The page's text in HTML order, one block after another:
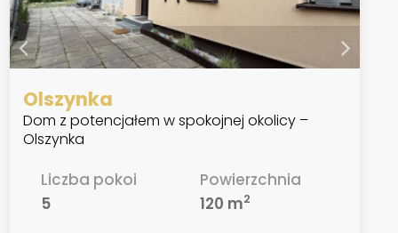
Olszynka
Dom z potencjałem w spokojnej okolicy –
Olszynka
Liczba pokoi
5
Powierzchnia
120 m2